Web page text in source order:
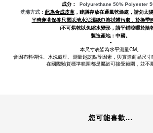
成分： Polyurethane 50% Polyester
洗滌方式： 此為合成皮革，建議存放在通風乾燥處，請勿太
平時穿著保養只需以清水沾濕紙巾擦拭髒污處，於換季
(不可烘乾以免縮水變形，請平鋪晾曬於陰
製造產地：中國。
-
本尺寸表皆為水平測量CM。
會因布料彈性、水洗處理、測量起訖點等因素，與實際商品尺
在國際驗貨標準範圍都是屬於可接受範圍，並不
您可能喜歡...